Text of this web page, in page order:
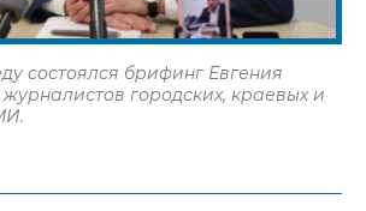
состоялся брифинг Евгения
городских, краевых и